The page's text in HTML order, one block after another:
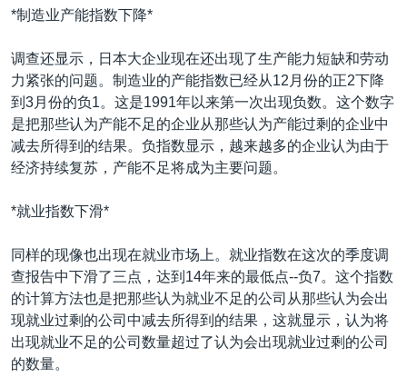
*制造业产能指数下降*
调查还显示，日本大企业现在还出现了生产能力短缺和劳动
力紧张的问题。制造业的产能指数已经从12月份的正2下降
到3月份的负1。这是1991年以来第一次出现负数。这个数字
是把那些认为产能不足的企业从那些认为产能过剩的企业中
减去所得到的结果。负指数显示，越来越多的企业认为由于
经济持续复苏，产能不足将成为主要问题。
*就业指数下滑*
同样的现像也出现在就业市场上。就业指数在这次的季度调
查报告中下滑了三点，达到14年来的最低点--负7。这个指数
的计算方法也是把那些认为就业不足的公司从那些认为会出
现就业过剩的公司中减去所得到的结果，这就显示，认为将
出现就业不足的公司数量超过了认为会出现就业过剩的公司
的数量。